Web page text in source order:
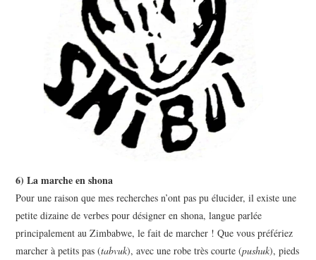
6) La marche en shona
Pour une raison que mes recherches n’ont pas pu élucider, il existe une
petite dizaine de verbes pour désigner en shona, langue parlée
principalement au Zimbabwe, le fait de marcher ! Que vous préfériez
marcher à petits pas (tabvuk), avec une robe très courte (pushuk), pieds